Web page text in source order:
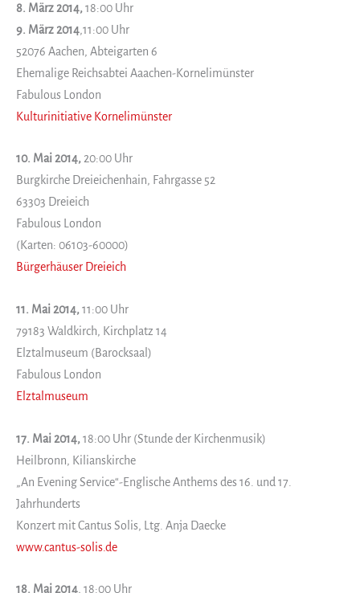
8. März 2014, 18:00 Uhr
9. März 2014 ,11:00 Uhr
52076 Aachen, Abteigarten 6
Ehemalige Reichsabtei Aaachen-Kornelimünster
Fabulous London
Kulturinitiative Kornelimünster
10. Mai 2014,20:00 Uhr
Burgkirche Dreieichenhain, Fahrgasse 52
63303 Dreieich
Fabulous London
(Karten: 06103-60000)
Bürgerhäuser Dreieich
11. Mai 2014, 11:00 Uhr
79183 Waldkirch, Kirchplatz 14
Elztalmuseum (Barocksaal)
Fabulous London
Elztalmuseum
17. Mai 2014, 18:00 Uhr (Stunde der Kirchenmusik)
Heilbronn, Kilianskirche
„An Evening Service“-Englische Anthems des 16. und 17.
Jahrhunderts
Konzert mit Cantus Solis, Ltg. Anja Daecke
www.cantus-solis.de
18. Mai 2014 , 18:00 Uhr